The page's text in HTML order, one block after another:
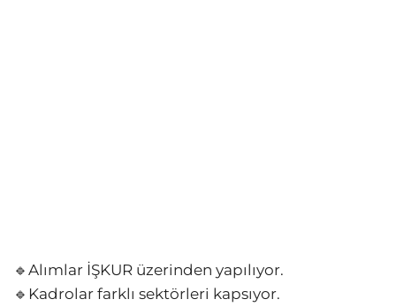
🔹Alımlar İŞKUR üzerinden yapılıyor.
🔹Kadrolar farklı sektörleri kapsıyor.